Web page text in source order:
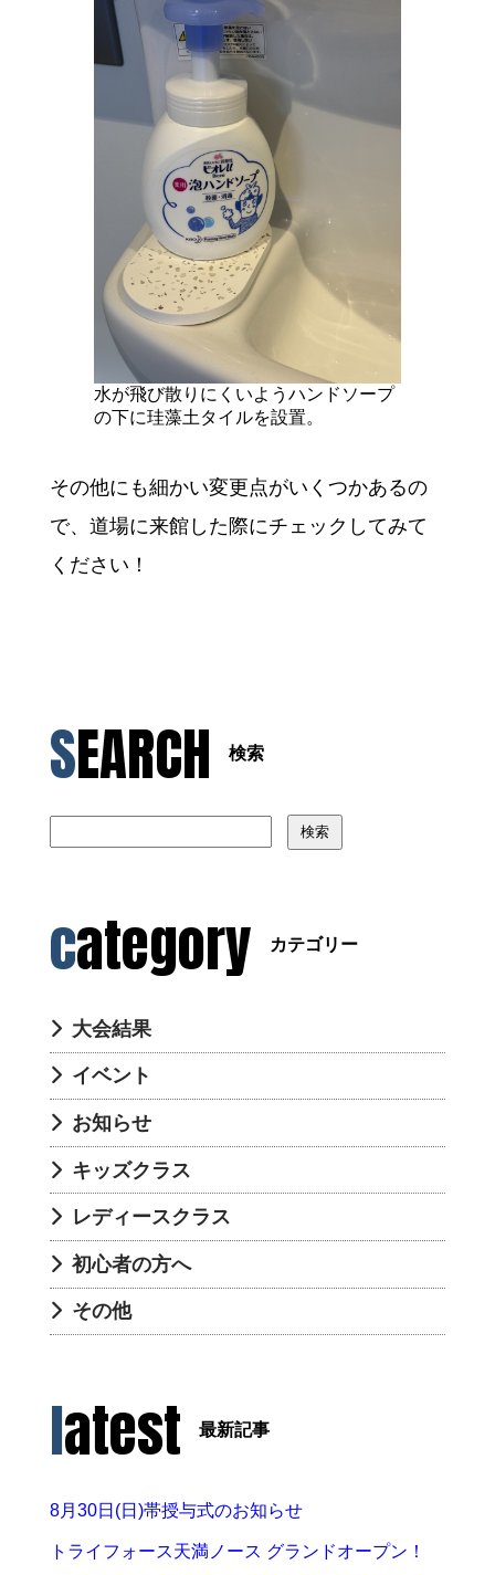
水が飛び散りにくいようハンドソープ
の下に珪藻土タイルを設置。
その他にも細かい変更点がいくつかあるの
で、道場に来館した際にチェックしてみて
ください！
SEARCH 検索
検索
category カテゴリー
大会結果
イベント
お知らせ
キッズクラス
レディースクラス
初心者の方へ
その他
latest 最新記事
8月30日(日)帯授与式のお知らせ
トライフォース天満ノース グランドオープン！